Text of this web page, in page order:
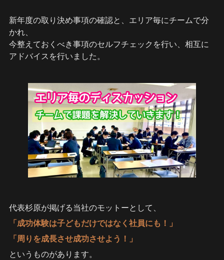
新年度の取り決め事項の確認と、エリア毎にチームで分
かれ、
今整えておくべき事項のセルフチェックを行い、相互に
アドバイスを行いました。
代表杉原が掲げる当社のモットーとして、
「成功体験は子どもだけではなく社員にも！」
「周りを成長させ成功させよう！」
というものがあります。